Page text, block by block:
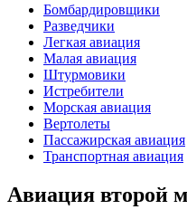
Бомбардировщики
Разведчики
Легкая авиация
Малая авиация
Штурмовики
Истребители
Морская авиация
Вертолеты
Пассажирская авиация
Транспортная авиация
Авиация второй